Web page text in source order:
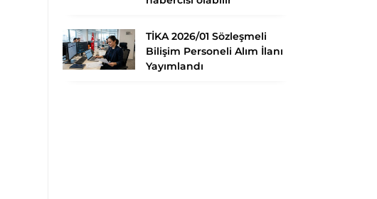
TİKA 2026/01 Sözleşmeli
Bilişim Personeli Alım İlanı
Yayımlandı